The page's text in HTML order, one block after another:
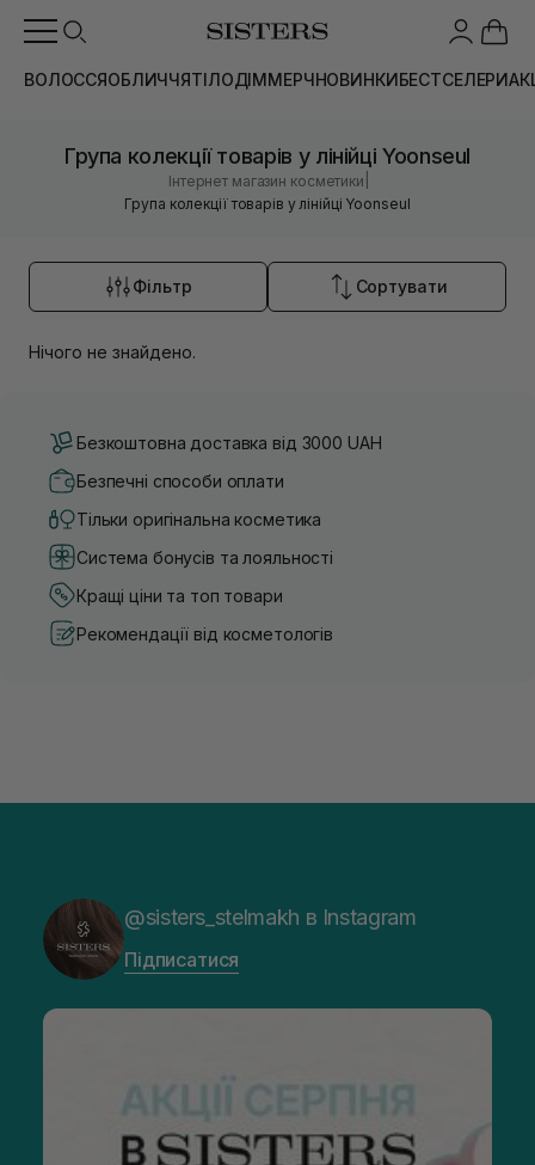
ВОЛОССЯОБЛИЧЧЯТІЛОДІММЕРЧНОВИНКИБЕСТСЕЛЕРИ
Група колекції товарів у лінійці Yoonseul
Інтернет магазин косметики
Група колекції товарів у лінійці Yoonseul
Фільтр Сортувати
Нічого не знайдено.
Безкоштовна доставка від 3000 UAH
Безпечні способи оплати
Тільки оригінальна косметика
Система бонусів та лояльності
Кращі ціни та топ товари
Рекомендації від косметологів
@sisters_stelmakh в Instagram
Підписатися